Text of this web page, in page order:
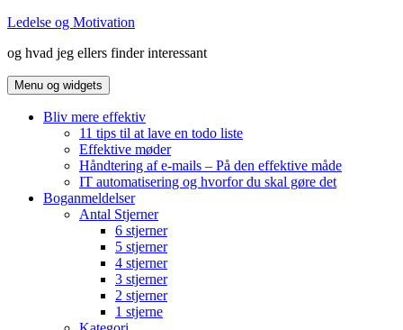
Hop
indhold
Ledelse og Motivation
og hvad jeg ellers finder interessant
Menu og widgets
Bliv mere effektiv
11 tips til at lave en todo liste
Effektive møder
Håndtering af e-mails – På den effektive måde
IT automatisering og hvorfor du skal gøre det
Boganmeldelser
Antal Stjerner
6 stjerner
5 stjerner
4 stjerner
3 stjerner
2 stjerner
1 stjerne